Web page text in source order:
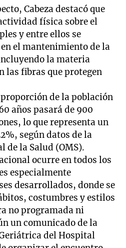
Cabeza destacó que
física sobre el
y entre ellos se
el mantenimiento de la
la materia
las fibras que protegen
de la población
años pasará de 900
lo que representa un
según datos de la
de la Salud (OMS).
ocurre en todos los
especialmente
desarrollados, donde se
costumbres y estilos
no programada ni
un comunicado de la
del Hospital